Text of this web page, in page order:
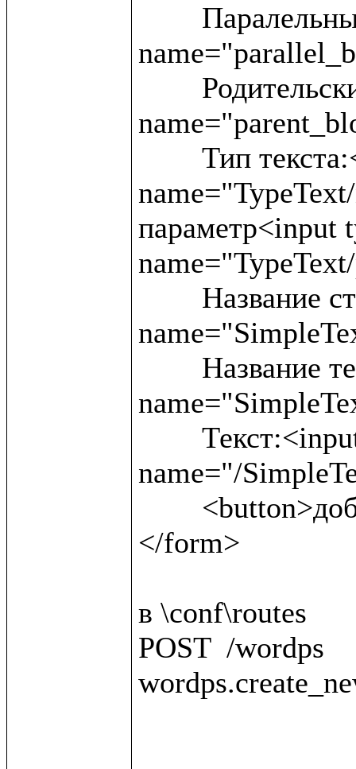
параметр<input
name="/
</form>
в \conf\routes
POST  /wordps